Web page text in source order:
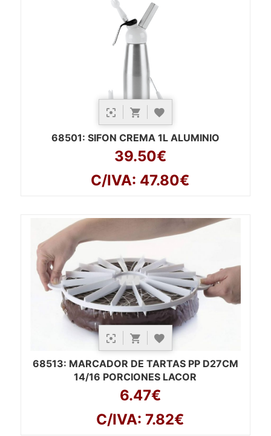
68501: SIFON CREMA 1L ALUMINIO
39.50€
C/IVA: 47.80€
68513: MARCADOR DE TARTAS PP D27CM
14/16 PORCIONES LACOR
6.47€
C/IVA: 7.82€